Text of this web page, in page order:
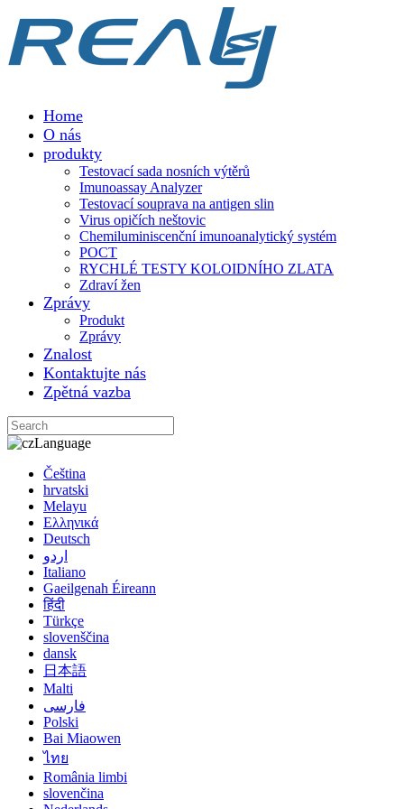
Home
O nás
produkty
Testovací sada nosních výtěrů
Imunoassay Analyzer
Testovací souprava na antigen slin
Virus opičích neštovic
Chemiluminiscenční imunoanalytický systém
POCT
RYCHLÉ TESTY KOLOIDNÍHO ZLATA
Zdraví žen
Zprávy
Produkt
Zprávy
Znalost
Kontaktujte nás
Zpětná vazba
Language
Čeština
hrvatski
Melayu
Ελληνικά
Deutsch
اردو
Italiano
Gaeilgenah Éireann
हिंदी
Türkçe
slovenščina
dansk
日本語
Malti
فارسی
Polski
Bai Miaowen
ไทย
România limbi
slovenčina